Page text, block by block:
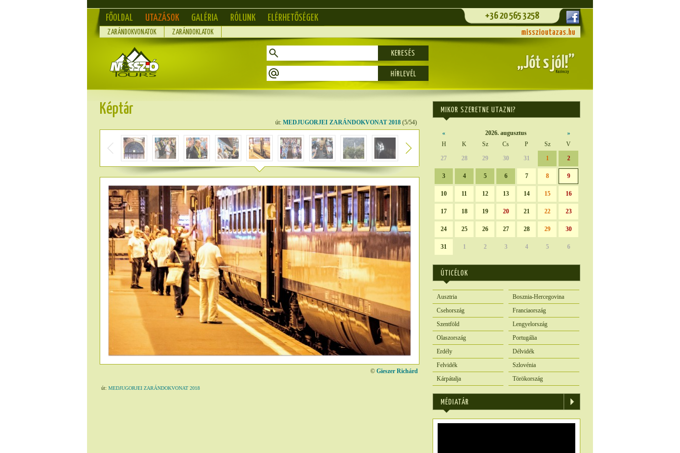
FŐOLDAL UTAZÁSOK GALÉRIA RÓLUNK ELÉRHETŐSÉGEK +36 20 565 3258
ZARÁNDOKVONATOK ZARÁNDOKLATOK misszioutazas.hu
KERESÉS
Képtár
út: MEDJUGORJEI ZARÁNDOKVONAT 2018 (5/54)
© Gieszer Richárd
út: MEDJUGORJEI ZARÁNDOKVONAT 2018
MIKOR SZERETNE UTAZNI?
« 2026. augusztus
»
H
K Sz Cs P Sz
V
27
28 29 30 31 1 2
3 4 5 6 7 8 9
10 11 12 13 14 15 16
17 18 19 20 21 22 23
24 25 26 27 28 29 30
31 1 2 3 4 5 6
ÚTICÉLOK
Ausztria
Bosznia-Hercegovina
Csehország
Franciaország
Szentföld
Lengyelország
Olaszország
Portugália
Erdély
Délvidék
Felvidék
Szlovénia
Kárpátalja
Törökország
MÉDIATÁR